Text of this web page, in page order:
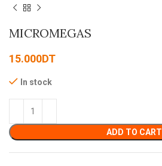
MICROMEGAS
15.000DT
In stock
ADD TO CART